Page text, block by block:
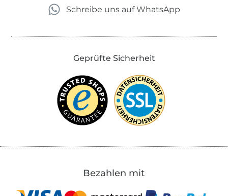
Schreibe uns auf WhatsApp
Geprüfte Sicherheit
Bezahlen mit